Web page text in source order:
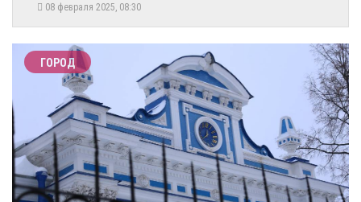
08 февраля 2025, 08:30
ГОРОД